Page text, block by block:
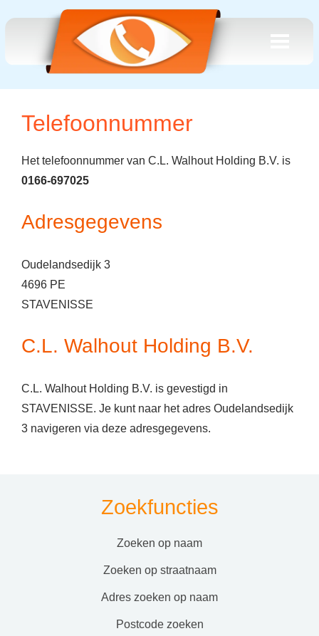
Telefoonnummer
Het telefoonnummer van C.L. Walhout Holding B.V. is
0166-697025
Adresgegevens
Oudelandsedijk 3
4696 PE
STAVENISSE
C.L. Walhout Holding B.V.
C.L. Walhout Holding B.V. is gevestigd in
STAVENISSE. Je kunt naar het adres Oudelandsedijk
3 navigeren via deze adresgegevens.
Zoekfuncties
zoeken op naam
zoeken op straatnaam
adres zoeken op naam
postcode zoeken